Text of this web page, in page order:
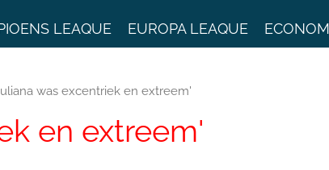
LEAQUE EUROPA LEAQUE
was excentriek en extreem'
en extreem'